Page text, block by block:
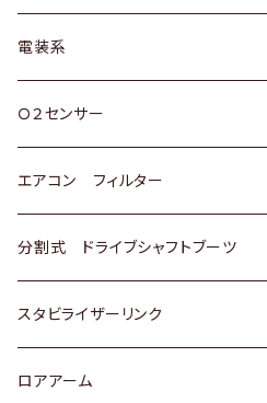
日野
三菱
スバル
マツダ
三菱
スバル
日産
ダイハツ
マツダ
三菱
スバル
スズキ
ダイハツ
三菱
スバル
トヨタ
ホンダ
スズキ
日産
いすゞ
ダイハツ
電装系
Ｏ２センサー
トヨタ
ホンダ
スズキ
日産
エアコン フィルター
トヨタ
ホンダ
スズキ
分割式 ドライブシャフトブーツ
トヨタ
ホンダ
スタビライザーリンク
トヨタ
ロアアーム